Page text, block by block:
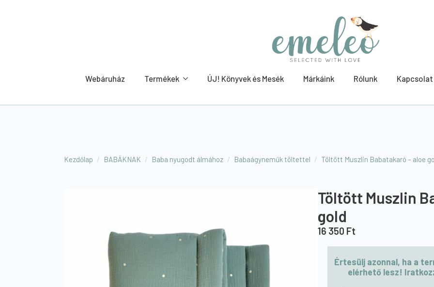
Webáruház Termékek ÚJ! Könyvek és Mesék Márkáink Rólunk Kapcsolat
Kezdőlap BABÁKNAK Baba nyugodt álmához Babaágyneműk töltettel Töltött Muszlin Babatakaró – aloe
Töltött Muszlin
gold
16 350 Ft
Értesülj azonnal, ha a
elérhető lesz!